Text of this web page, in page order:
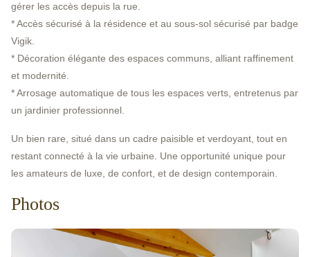
gérer les accès depuis la rue.
* Accès sécurisé à la résidence et au sous-sol sécurisé par badge
Vigik.
* Décoration élégante des espaces communs, alliant raffinement
et modernité.
* Arrosage automatique de tous les espaces verts, entretenus par
un jardinier professionnel.
Un bien rare, situé dans un cadre paisible et verdoyant, tout en
restant connecté à la vie urbaine. Une opportunité unique pour
les amateurs de luxe, de confort, et de design contemporain.
Photos